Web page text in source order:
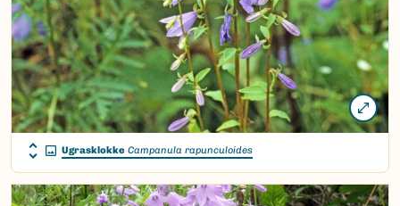
Ugrasklokke Campanula rapunculoides